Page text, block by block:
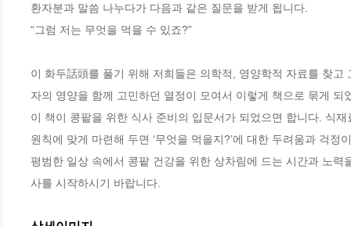
환자분과 말씀 나누다가 다음과 같은 질문을 받게 됩니다.
“그럼 저는 무엇을 먹을 수 있죠?”
이 화두話頭를 풀기 위해 저희들은 의학적, 영양학적 자료를 찾
자의 영양을 함께 고민하던 열정이 모여서 이렇게 책으로 묶게 되
이 책이 콩팥을 위한 식사 준비의 입문서가 되었으면 합니다. 식
원칙에 맞게 마련해 두면 ‘무엇을 먹을지?’에 대한 두려움과 걱정
평범한 일상 속에서 콩팥 건강을 위한 상차림에 드는 시간과 노
사를 시작하시기 바랍니다.